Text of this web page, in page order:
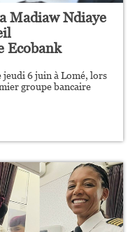
Madiaw Ndiaye
Ecobank
jeudi 6 juin à Lomé, lors
groupe bancaire